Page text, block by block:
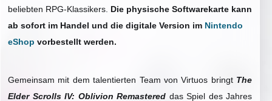
beliebten RPG-Klassikers. Die physische Softwarekarte kann
ab sofort im Handel und die digitale Version im Nintendo
eShop vorbestellt werden.
Gemeinsam mit dem talentierten Team von Virtuos bringt The
Elder Scrolls IV: Oblivion Remastered das Spiel des Jahres